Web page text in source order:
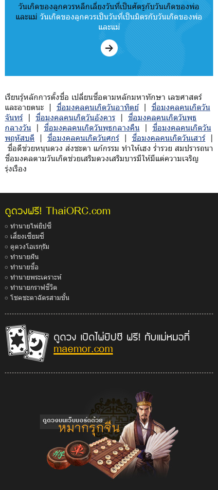
วันเกิดของลูกควรหลีกเลี่ยงวันที่เป็นศัตรูกับวันเกิดของพ่อ
และแม่ วันเกิดของลูกควรเป็นวันที่เป็นมิตรกับวันเกิดของพ่อ
และแม่
เรียนรู้หลักการตั้งชื่อ เปลี่ยนชื่อตามหลักมหาทักษา เลขศาสตร์
และอายตนะ | ชื่อมงคลคนเกิดวันอาทิตย์| ชื่อมงคลคนเกิดวัน
จันทร์ | ชื่อมงคลคนเกิดวันอังคาร | ชื่อมงคลคนเกิดวันพุธ
กลางวัน | ชื่อมงคลคนเกิดวันพุธกลางคืน | ชื่อมงคลคนเกิดวัน
พฤหัสบดี | ชื่อมงคลคนเกิดวันศุกร์ | ชื่อมงคลคนเกิดวันเสาร์ |
ชื่อดีช่วยหนุนดวง ส่งชะตา แก้กรรม ทำให้เฮง ร่ำรวย สมปรารถนา
ชื่อมงคลตามวันเกิดช่วยเสริมดวงเสริมบารมีให้มีแต่ความเจริญ
รุ่งเรือง
ดูดวงฟรี! ThaiORC.com
ทำนายไพ่ยิปซี
เสี่ยงเซียมซี
ดูดวงโอเรกุรัม
ทำนายฝัน
ทำนายชื่อ
ทำนายพระเคราะห์
ทำนายกราฟชีวิต
โชคชะตาฉัตรสามชั้น
ดูดวง เปิดไพ่ยิปซี ฟรี! กับแม่หมอที่
maemor.com